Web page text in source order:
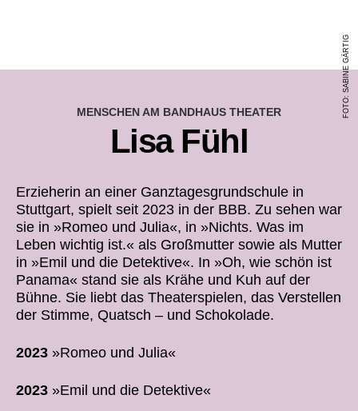
MENSCHEN AM BANDHAUS THEATER FOTO: SABINE GÄRTIG
Lisa Fühl
Erzieherin an einer Ganztagesgrundschule in
Stuttgart, spielt seit 2023 in der BBB. Zu sehen war
sie in »Romeo und Julia«, in »Nichts. Was im
Leben wichtig ist.« als Großmutter sowie als Mutter
in »Emil und die Detektive«. In »Oh, wie schön ist
Panama« stand sie als Krähe und Kuh auf der
Bühne. Sie liebt das Theaterspielen, das Verstellen
der Stimme, Quatsch – und Schokolade.
2023 »Romeo und Julia«
2023 »Emil und die Detektive«